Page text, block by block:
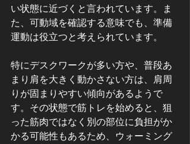
い状態に近づくと言われています。ま
た、可動域を確認する意味でも、準備
運動は役立つと考えられています。
特にデスクワークが多い方や、普段あ
まり肩を大きく動かさない方は、肩周
りが固まりやすい傾向があるようで
す。その状態で筋トレを始めると、狙
った筋肉ではなく別の部位に負担がか
かる可能性もあるため、ウォーミング